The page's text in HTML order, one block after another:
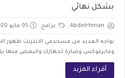
بشكل نهائي
Abdelrhman برامج 05 مايو 2020
يواجه العديد من مسخدمي الانترنت ظهور
وفايرفوكس وضارة لجهازك والبعض منها
أقراء المزيد